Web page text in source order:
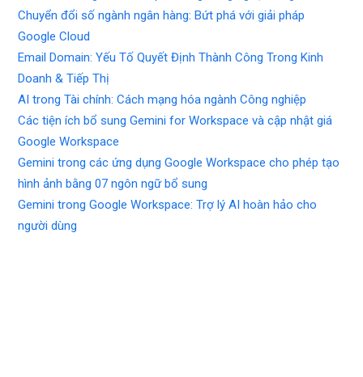
Chuyển đổi số ngành ngân hàng: Bứt phá với giải pháp
Google Cloud
Email Domain: Yếu Tố Quyết Định Thành Công Trong Kinh
Doanh & Tiếp Thị
AI trong Tài chính: Cách mạng hóa ngành Công nghiệp
Các tiện ích bổ sung Gemini for Workspace và cập nhật giá
Google Workspace
Gemini trong các ứng dụng Google Workspace cho phép tạo
hình ảnh bằng 07 ngôn ngữ bổ sung
Gemini trong Google Workspace: Trợ lý AI hoàn hảo cho
người dùng